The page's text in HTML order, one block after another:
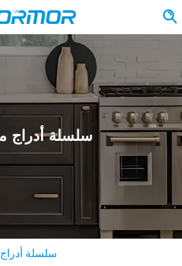
سلسلة أدراج
سلسلة